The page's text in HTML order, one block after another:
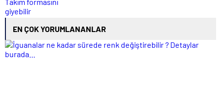
EN ÇOK YORUMLANANLAR